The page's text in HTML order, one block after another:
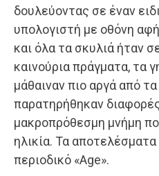
δουλεύοντας σε έναν
υπολογιστή με οθόνη
και όλα τα σκυλιά ήταν
καινούρια πράγματα, τα
μάθαιναν πιο αργά από
παρατηρήθηκαν
μακροπρόθεσμη μνήμη
ηλικία. Τα
περιοδικό «Age».